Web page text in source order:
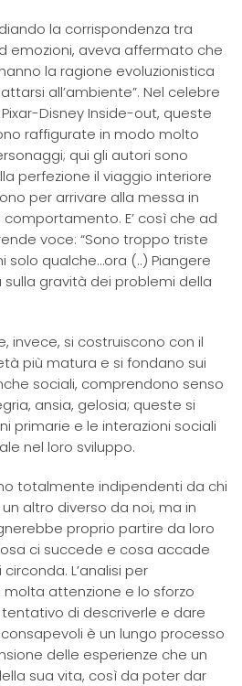
la corrispondenza tra
emozioni, aveva affermato che
la ragione evoluzionistica
all’ambiente”. Nel celebre
Disney Inside-out, queste
raffigurate in modo molto
qui gli autori sono
perfezione il viaggio interiore
per arrivare alla messa in
E’ così che ad
voce: “Sono troppo triste
qualche…ora (..) Piangere
sulla gravità dei problemi della
invece, si costruiscono con il
più matura e si fondano sui
sociali, comprendono senso
ansia, gelosia; queste si
primarie e le interazioni sociali
nel loro sviluppo.
totalmente indipendenti da chi
altro diverso da noi, ma in
proprio partire da loro
ci succede e cosa accade
L’analisi per
attenzione e lo sforzo
di descriverle e dare
è un lungo processo
delle esperienze che un
sua vita, così da poter dar